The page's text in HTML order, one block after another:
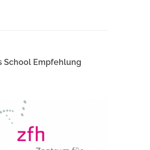
School Empfehlung